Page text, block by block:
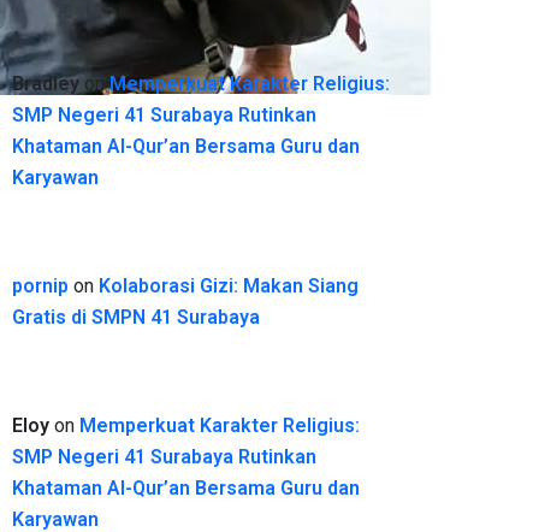
Bradley onMemperkuat Karakter Religius:
SMP Negeri 41 Surabaya Rutinkan
Khataman Al-Qur’an Bersama Guru dan
Karyawan
pornip on Kolaborasi Gizi: Makan Siang
Gratis di SMPN 41 Surabaya
Eloy on Memperkuat Karakter Religius:
SMP Negeri 41 Surabaya Rutinkan
Khataman Al-Qur’an Bersama Guru dan
Karyawan